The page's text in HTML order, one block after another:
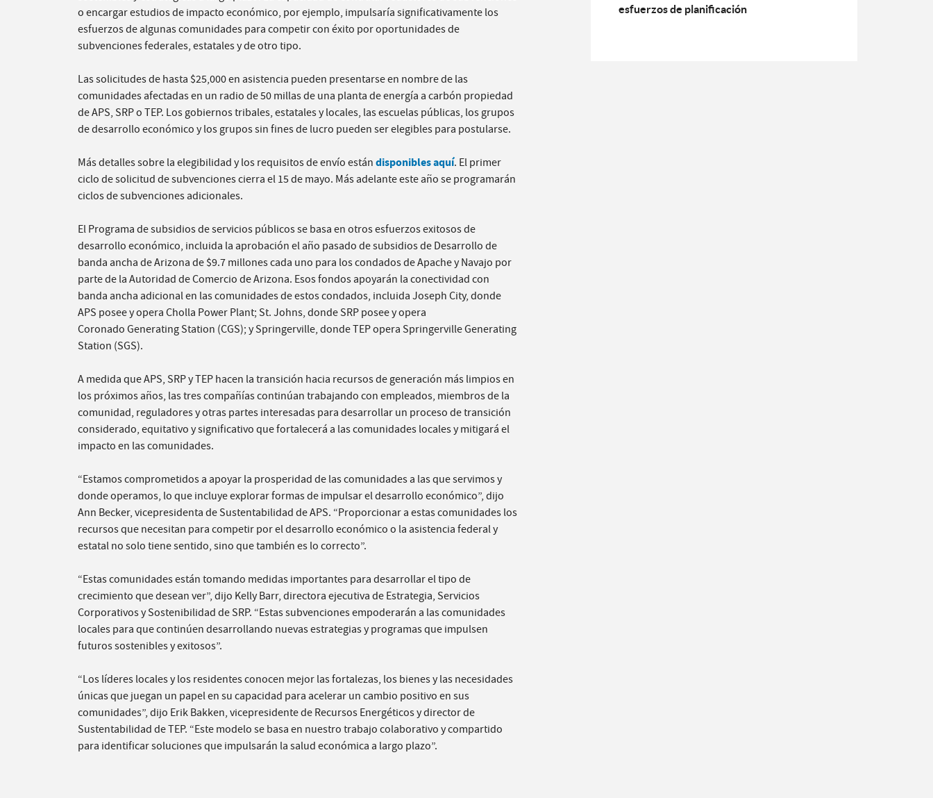
o encargar estudios de impacto económico, por ejemplo, impulsaría significativamente los
esfuerzos de algunas comunidades para competir con éxito por oportunidades de
subvenciones federales, estatales y de otro tipo.
Las solicitudes de hasta $25,000 en asistencia pueden presentarse en nombre de las
comunidades afectadas en un radio de 50 millas de una planta de energía a carbón propiedad
de APS, SRP o TEP. Los gobiernos tribales, estatales y locales, las escuelas públicas, los grupos
de desarrollo económico y los grupos sin fines de lucro pueden ser elegibles para postularse.
Más detalles sobre la elegibilidad y los requisitos de envío están disponibles aquí. El primer
ciclo de solicitud de subvenciones cierra el 15 de mayo. Más adelante este año se programarán
ciclos de subvenciones adicionales.
El Programa de subsidios de servicios públicos se basa en otros esfuerzos exitosos de
desarrollo económico, incluida la aprobación el año pasado de subsidios de Desarrollo de
banda ancha de Arizona de $9.7 millones cada uno para los condados de Apache y Navajo por
parte de la Autoridad de Comercio de Arizona. Esos fondos apoyarán la conectividad con
banda ancha adicional en lascomunidadesde estos condados, incluida Joseph City, donde
APS posee y opera Cholla Power Plant; St. Johns, donde SRP posee y opera
Coronado Generating Station (CGS); y Springerville, donde TEP opera Springerville Generating
Station (SGS).
A medida que APS, SRP y TEP hacen la transición hacia recursos de generación más limpios en
los próximos años, las tres compañías continúan trabajando con empleados, miembros de la
comunidad, reguladores y otras partes interesadas para desarrollar un proceso de transición
considerado, equitativo y significativo que fortalecerá a las comunidades locales y mitigará el
impacto en las comunidades.
“Estamos comprometidos a apoyar la prosperidad de las comunidades a las que servimos y
donde operamos, lo que incluye explorar formas de impulsar el desarrollo económico”, dijo
Ann Becker, vicepresidenta de Sustentabilidad de APS. “Proporcionar a estas comunidades los
recursos que necesitan para competir por el desarrollo económico o la asistencia federal y
estatal no solo tiene sentido, sino que también es lo correcto”.
“Estas comunidades están tomando medidas importantes para desarrollar el tipo de
crecimiento que desean ver”, dijo Kelly Barr, directora ejecutiva de Estrategia, Servicios
Corporativos y Sostenibilidad de SRP. “Estas subvenciones empoderarán a las comunidades
locales para que continúen desarrollando nuevas estrategias y programas que impulsen
futuros sostenibles y exitosos”.
“Los líderes locales y los residentes conocen mejor las fortalezas, los bienes y las necesidades
únicas que juegan un papel en su capacidad para acelerar un cambio positivo en sus
comunidades”, dijo Erik Bakken, vicepresidente de Recursos Energéticos y director de
Sustentabilidad de TEP. “Este modelo se basa en nuestro trabajo colaborativo y compartido
para identificar soluciones que impulsarán la salud económica a largo plazo”.
esfuerzos de planificación